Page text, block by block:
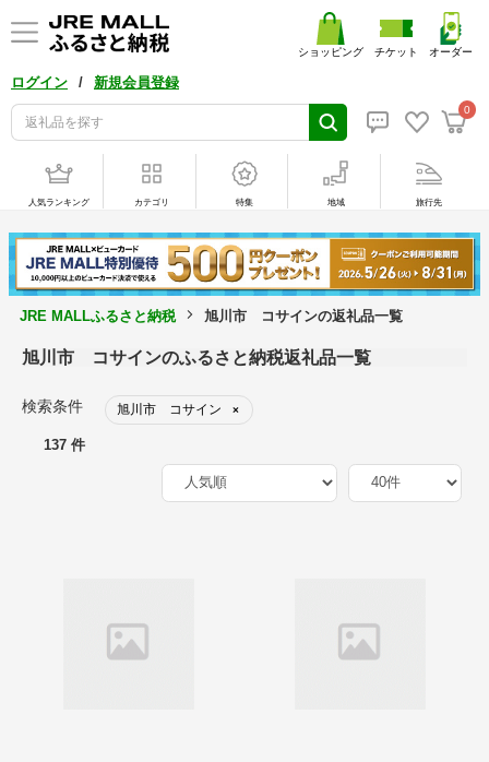
ログイン / 新規会員登録
0
ショッピング チケット オーダー
人気ランキング カテゴリ 特集 地域 旅行先
JRE MALLふるさと納税 旭川市 コサインの返礼品一覧
旭川市 コサインのふるさと納税返礼品一覧
検索条件 旭川市 コサイン ×
137 件